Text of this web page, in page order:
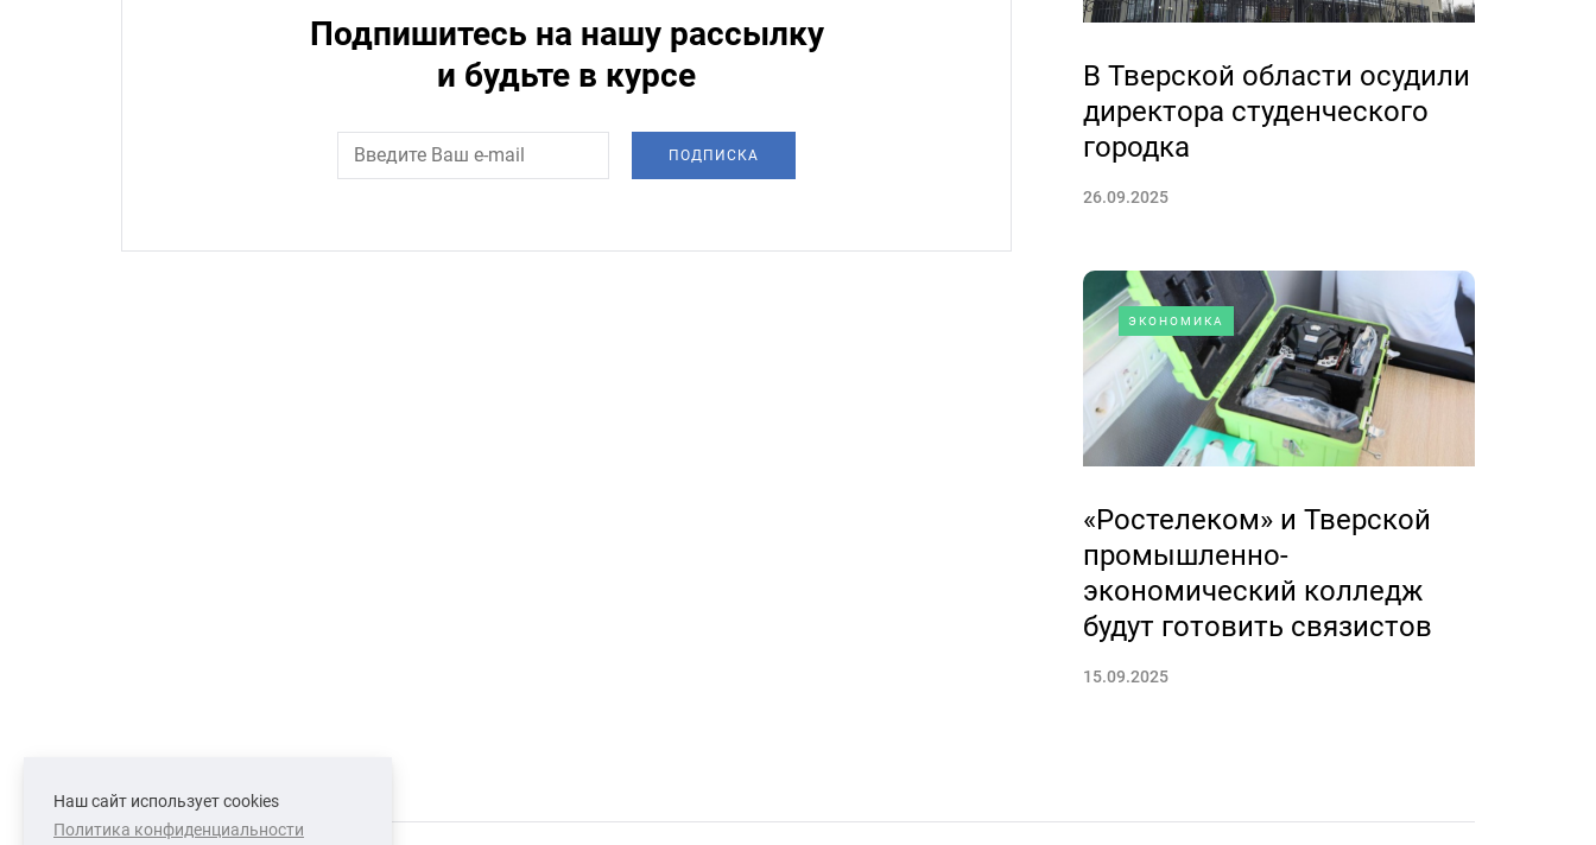
Подпишитесь на нашу рассылку
и будьте в курсе
ПОДПИСКА
В Тверской области осудили
директора студенческого
городка
26.09.2025
ЭКОНОМИКА
«Ростелеком» и Тверской
промышленно-
экономический колледж
будут готовить связистов
15.09.2025
Наш сайт использует cookies
Политика конфиденциальности